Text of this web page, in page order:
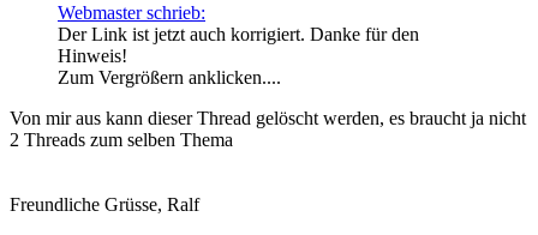
Webmaster schrieb:
Der Link ist jetzt auch korrigiert. Danke für den
Hinweis!
Zum Vergrößern anklicken....
Von mir aus kann dieser Thread gelöscht werden, es braucht ja nicht
2 Threads zum selben Thema
Freundliche Grüsse, Ralf